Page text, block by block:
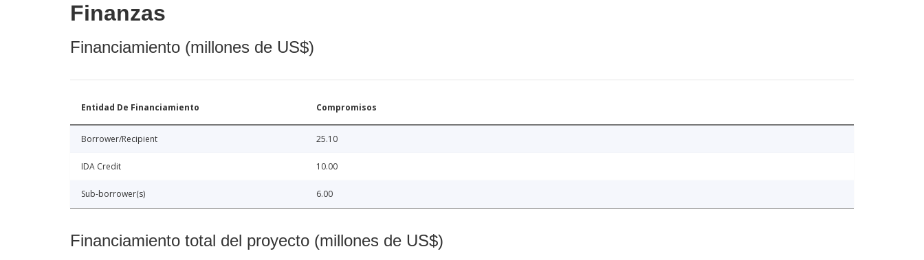
Finanzas
Financiamiento (millones de US$)
Entidad De Financiamiento Compromisos
Borrower/Recipient 25.10
IDA Credit 10.00
Sub-borrower(s) 6.00
Financiamiento total del proyecto (millones de US$)